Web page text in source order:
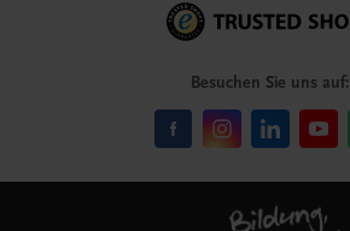
Besuchen Sie uns auf: